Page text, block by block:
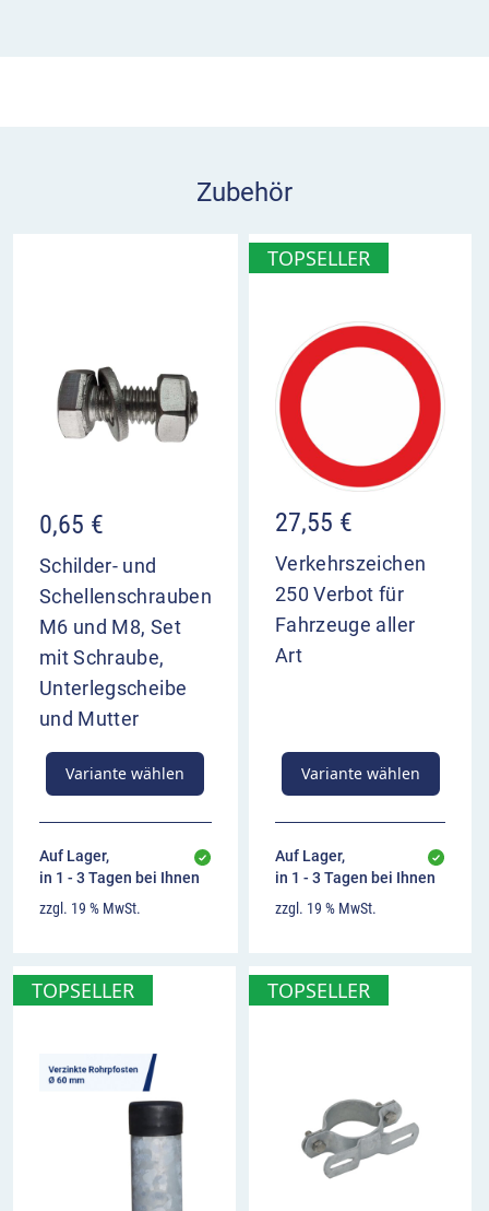
eingesetzt werden, um eine
Anhänger und Lkw auszusprechen. Zz 1048-20
VZ 1048-20 im Überblick
Regelungen gelten nur für Pkw mit Anhänger
und Lkw
bezieht sich auf das Verkehrszeichen, mit dem
Anbringung meist unter dem Bezugszeichen
Zubehör
0,65 €
Schilder- und
Schellenschrauben
M6 und M8, Set
mit Schraube,
Unterlegscheibe
und Mutter
Variante wählen
Auf Lager,
in 1 - 3 Tagen bei Ihnen
zzgl. 19 % MwSt.
TOPSELLER
27,55 €
Verkehrszeichen
250 Verbot für
Fahrzeuge aller
Art
Variante wählen
Auf Lager,
in 1 - 3 Tagen bei Ihnen
zzgl. 19 % MwSt.
TOPSELLER TOPSELLER